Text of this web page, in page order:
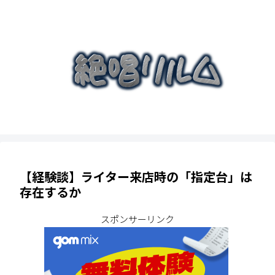
【経験談】ライター来店時の「指定台」は
存在するか
スポンサーリンク